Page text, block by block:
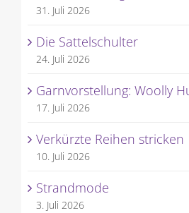
31. Juli 2026
Die Sattelschulter
24. Juli 2026
Garnvorstellung: Woolly
17. Juli 2026
Verkürzte Reihen stricken
10. Juli 2026
Strandmode
3. Juli 2026